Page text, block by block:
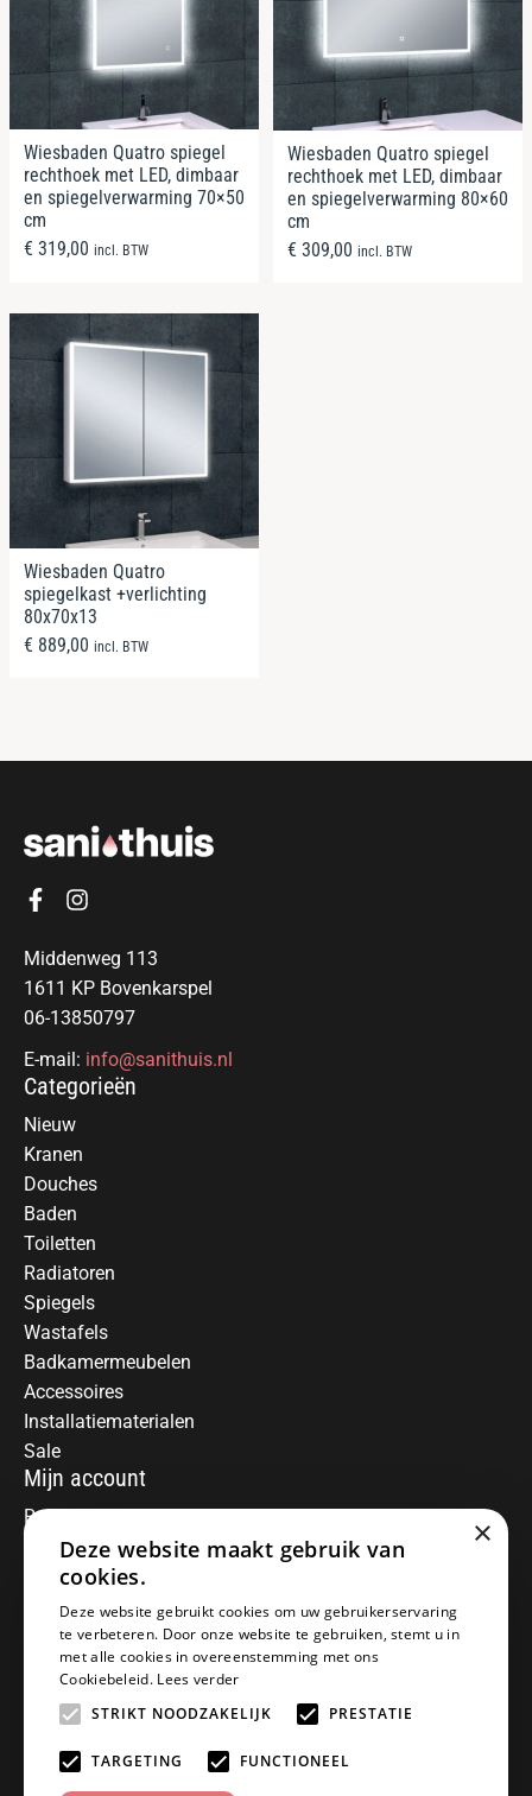
Wiesbaden Quatro spiegel
rechthoek met LED, dimbaar
en spiegelverwarming 70×50
cm
€ 319,00 incl. BTW
Wiesbaden Quatro spiegel
rechthoek met LED, dimbaar
en spiegelverwarming 80×60
cm
€ 309,00 incl. BTW
Wiesbaden Quatro
spiegelkast +verlichting
80x70x13
€ 889,00 incl. BTW
Middenweg 113
1611 KP Bovenkarspel
06-13850797
E-mail: info@sanithuis.nl
Categorieën
Nieuw
Kranen
Douches
Baden
Toiletten
Radiatoren
Spiegels
Wastafels
Badkamermeubelen
Accessoires
Installatiematerialen
Sale
Mijn account
Registreren
Mijn bestellingen
Informatie
Over ons
Algemene voorwaarden
Disclaimer
Privacy Policy
Betaalmethoden
Retourneren
Klantenservice
×
Deze website maakt gebruik van
cookies.
Deze website gebruikt cookies om uw gebruikerservaring
te verbeteren. Door onze website te gebruiken, stemt u in
met alle cookies in overeenstemming met ons
Cookiebeleid. Lees verder
STRIKT NOODZAKELIJK
PRESTATIE
TARGETING FUNCTIONEEL